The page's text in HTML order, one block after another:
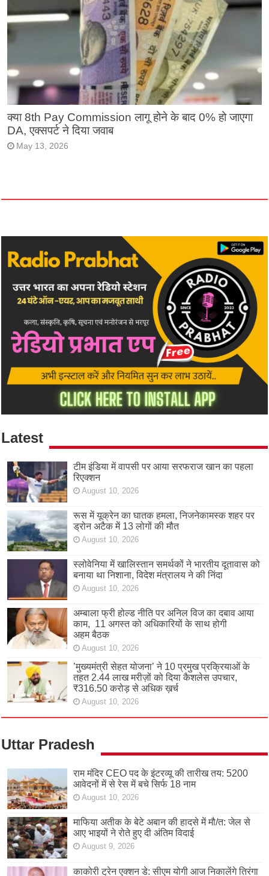
क्या 8th Pay Commission लागू होने के बाद 0% हो जाएगा
DA, एक्सपर्ट ने दिया जवाब
May 13, 2026
Latest
टीम इंडिया में वापसी पर आया सरफराज खान का पहला
रिएक्शन
August 10, 2026
रूस में यूक्रेन का घातक हमला, निजनेकामस्क शहर पर
ड्रोन अटैक में 13 लोगों की मौत
August 10, 2026
स्लोवेनिया में खालिस्तान समर्थकों ने भारतीय दूतावास को
बनाया था निशाना, विदेश मंत्रालय ने की निंदा
August 10, 2026
अम्बाला फ्री होल्ड नीति पर अनिल विज का दबाव आया
काम, 11 अगस्त को अधिकारियों के साथ होगी
अहम बैठक
August 10, 2026
’मुख्यमंत्री सेहत योजना’ ने 10 प्रमुख प्रक्रियाओं के
तहत 2.44 लाख मरीज़ों को दिया कैशलेस उपचार,
₹316.50 करोड़ से अधिक ख़र्च
August 10, 2026
Uttar Pradesh
राम मंदिर CEO पद के इंटरव्यू की तारीख तय: 5200
आवेदनों में से रेस में बचे सिर्फ 18 नाम
August 10, 2026
माफिया अतीक के बेटे अबान की हादसे में मौ/त: जेल से
आए भाइयों ने रोते हुए दी अंतिम विदाई
August 9, 2026
काकोरी ट्रेन एक्शन डे: सीएम योगी आज निकालेंगे तिरंगा